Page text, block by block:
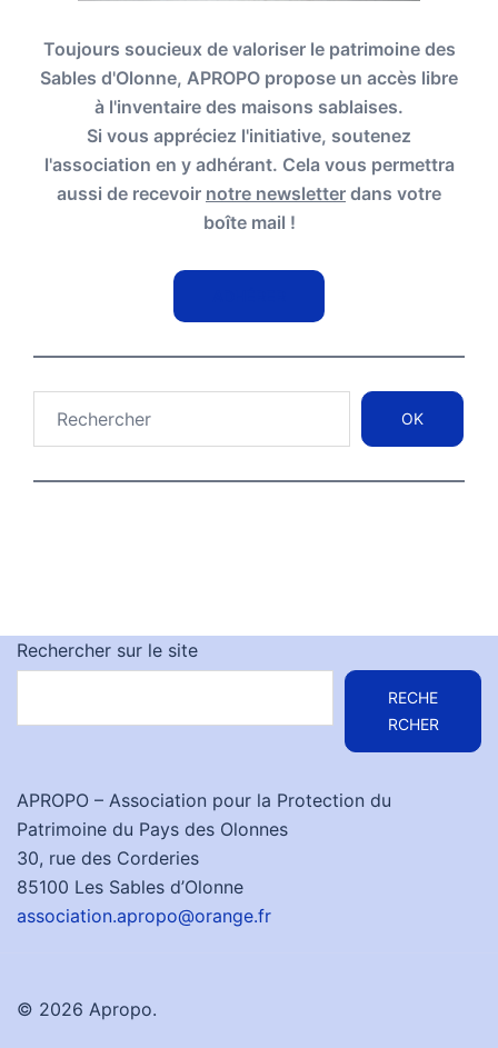
Toujours soucieux de valoriser le patrimoine des
Sables d'Olonne, APROPO propose un accès libre
à l'inventaire des maisons sablaises.
Si vous appréciez l'initiative, soutenez
l'association en y adhérant. Cela vous permettra
aussi de recevoir notre newsletter dans votre
boîte mail !
OK
Rechercher sur le site
RECHE
RCHER
APROPO – Association pour la Protection du
Patrimoine du Pays des Olonnes
30, rue des Corderies
85100 Les Sables d’Olonne
association.apropo@orange.fr
© 2026 Apropo.